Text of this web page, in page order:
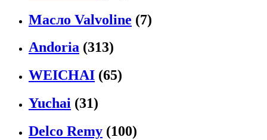
Масло Valvoline (7)
Andoria (313)
WEICHAI (65)
Yuchai (31)
Delco Remy (100)